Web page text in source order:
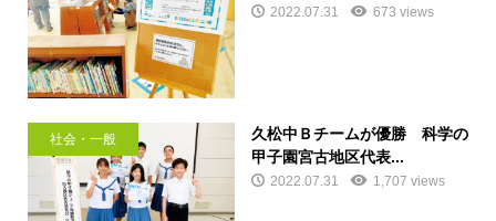
2022.07.31 673 views
社会・一般
久松中Ｂチームが優勝 科学の
甲子園宮古地区代表...
2022.07.31 1,707 views